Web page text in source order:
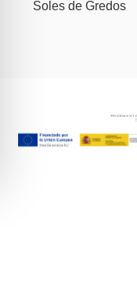
Soles de Gredos